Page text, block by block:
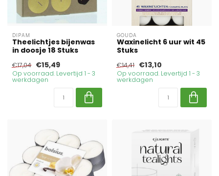
DIPAM
Theelichtjes bijenwas
in doosje 18 Stuks
€17,04 €15,49
Op voorraad. Levertijd 1 - 3
werkdagen
GOUDA
Waxinelicht 6 uur wit 45
Stuks
€14,41 €13,10
Op voorraad. Levertijd 1 - 3
werkdagen